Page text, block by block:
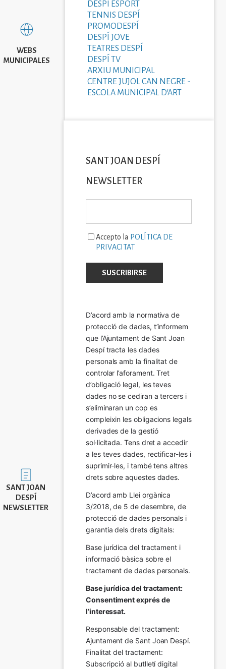
WEBS
MUNICIPALES
DESPÍ ESPORT
TENNIS DESPÍ
PROMODESPÍ
DESPÍ JOVE
TEATRES DESPÍ
DESPÍ TV
ARXIU MUNICIPAL
CENTRE JUJOL CAN NEGRE -
ESCOLA MUNICIPAL D'ART
Imatge
SANT JOAN
DESPÍ
NEWSLETTER
SANT JOAN DESPÍ
NEWSLETTER
Accepto la POLÍTICA DE
PRIVACITAT
D’acord amb la normativa de
protecció de dades, t’informem
que l’Ajuntament de Sant Joan
Despí tracta les dades
personals amb la finalitat de
controlar l’aforament. Tret
d’obligació legal, les teves
dades no se cediran a tercers i
s’eliminaran un cop es
compleixin les obligacions legals
derivades de la gestió
sol·licitada. Tens dret a accedir
a les teves dades, rectificar-les i
suprimir-les, i també tens altres
drets sobre aquestes dades.
D’acord amb Llei orgànica
3/2018, de 5 de desembre, de
protecció de dades personals i
garantia dels drets digitals:
Base jurídica del tractament i
informació bàsica sobre el
tractament de dades personals.
Base jurídica del tractament:
Consentiment exprés de
l’interessat.
Responsable del tractament:
Ajuntament de Sant Joan Despí.
Finalitat del tractament:
Subscripció al butlletí digital